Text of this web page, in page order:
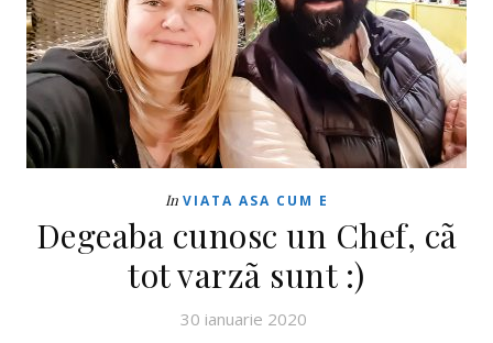
In VIATA ASA CUM E
Degeaba cunosc un Chef, cã
tot varzã sunt :)
30 ianuarie 2020